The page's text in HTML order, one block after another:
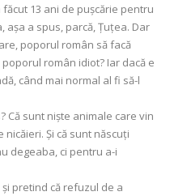
13 ani de pușcărie pentru
așa a spus, parcă, Țuțea. Dar
poporul român să facă
poporul român idiot? Iar dacă e
când mai normal al fi să-l
Că sunt niște animale care vin
nicăieri. Și că sunt născuți
degeaba, ci pentru a-i
pretind că refuzul de a